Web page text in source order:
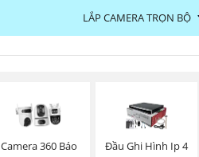
LẮP CAMERA TRỌN BỘ
Camera 360 Báo
Đầu Ghi Hình Ip 4